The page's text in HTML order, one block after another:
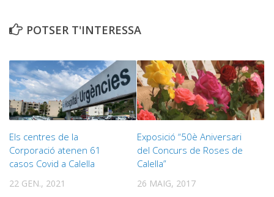
POTSER T'INTERESSA
Els centres de la
Corporació atenen 61
casos Covid a Calella
22 GEN., 2021
Exposició “50è Aniversari
del Concurs de Roses de
Calella”
26 MAIG, 2017